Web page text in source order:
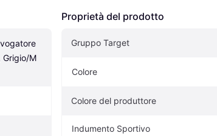
Grigio/M
Proprietà del prodotto
Gruppo Target
Colore
Colore del produttore
Indumento Sportivo